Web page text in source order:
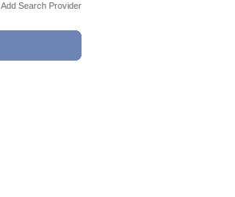
Add Search Provider